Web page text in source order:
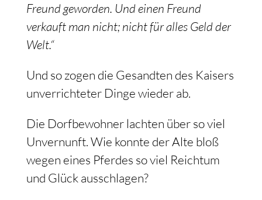
Freund geworden. Und einen Freund
verkauft man nicht; nicht für alles Geld der
Welt.“
Und so zogen die Gesandten des Kaisers
unverrichteter Dinge wieder ab.
Die Dorfbewohner lachten über so viel
Unvernunft. Wie konnte der Alte bloß
wegen eines Pferdes so viel Reichtum
und Glück ausschlagen?